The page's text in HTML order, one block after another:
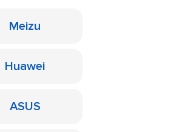
Meizu
Huawei
ASUS